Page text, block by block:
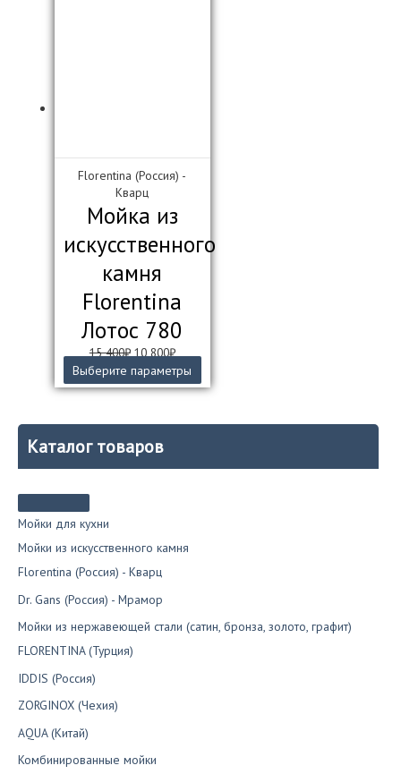
Каталог товаров
Мойки для кухни
Мойки из искусственного камня
Florentina (Россия) - Кварц
Dr. Gans (Россия) - Мрамор
Мойки из нержавеющей стали (сатин, бронза, золото, графит)
FLORENTINA (Турция)
IDDIS (Россия)
ZORGINOX (Чехия)
AQUA (Китай)
Комбинированные мойки
Florentina (Россия) -
Кварц
Мойка из
искусственного
камня
Florentina
Лотос 780
15 400₽ Первоначальная
цена
составляла
10 800₽Текущая
цена:
10
Выберите параметры
товар
можно